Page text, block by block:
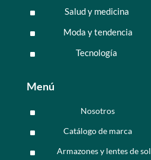
^ Salud y medicina
^ Moda y tendencia
^ Tecnología
Menú
^ Nosotros
^ Catálogo de marca
^ Armazones y lentes de sol